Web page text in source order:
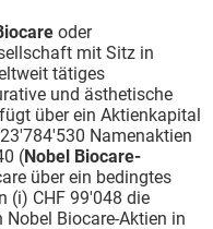
oder
mit Sitz in
tätiges
und ästhetische
über ein Aktienkapital
Namenaktien
(Nobel Biocare-
über ein bedingtes
(i) CHF 99'048 die
Biocare-Aktien in